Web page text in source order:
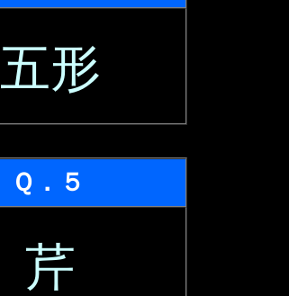
五形
Ｑ．５
芹